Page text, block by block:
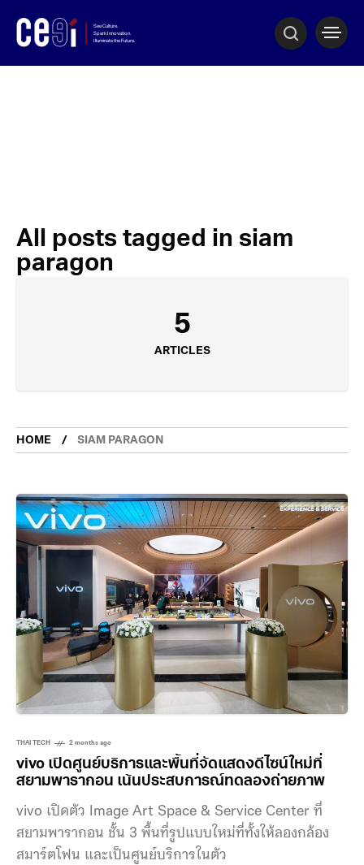
All posts tagged in siam
paragon
5
ARTICLES
HOME SIAM PARAGON
THAI TECH 2 months ago
vivo เปิดศูนย์บริการและพื้นที่จัดแสดงดีไซน์ใหม่ที่
สยามพารากอน เน้นประสบการณ์ทดลองถ่ายภาพ
vivo เปิดตัว Image Art Space & Service Center ที่
สยามพารากอน ชั้น 3 พื้นที่รูปแบบใหม่ที่ทั้งให้ลองกล้อง
สมาร์ตโฟน และเป็นศูนย์บริการในตัว